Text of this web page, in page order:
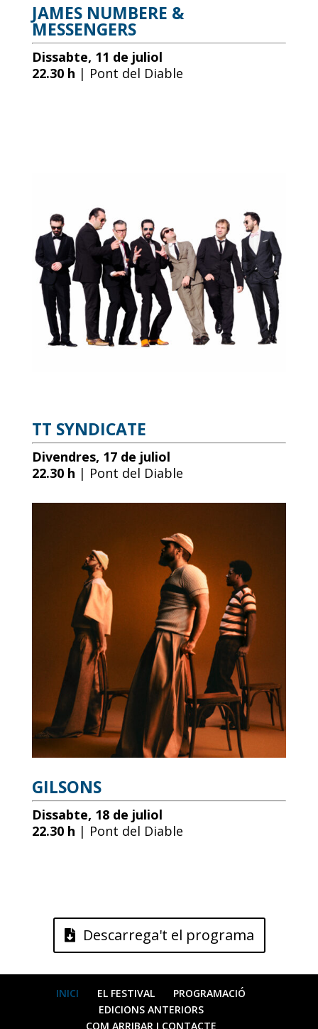
JAMES NUMBERE &
MESSENGERS
Dissabte, 11 de juliol
22.30 h | Pont del Diable
TT SYNDICATE
Divendres, 17 de juliol
22.30 h | Pont del Diable
GILSONS
Dissabte, 18 de juliol
22.30 h | Pont del Diable
Descarrega't el programa
INICI EL FESTIVAL
PROGRAMACIÓ
EDICIONS ANTERIORS
COM ARRIBAR I CONTACTE